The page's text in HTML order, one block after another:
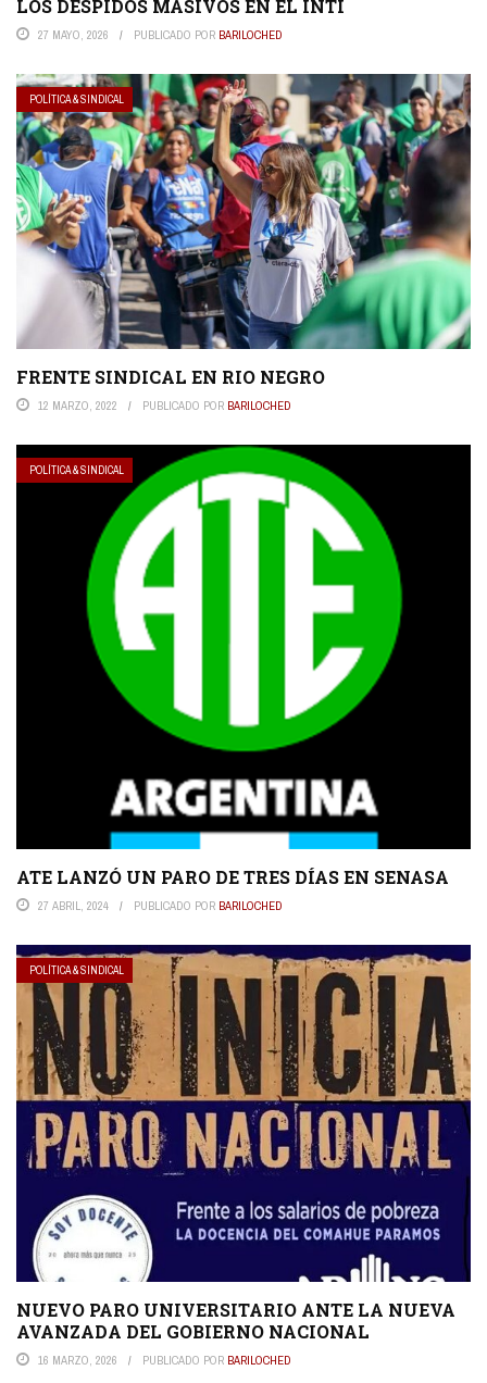
LOS DESPIDOS MASIVOS EN EL INTI
27 MAYO, 2026 PUBLICADO POR BARILOCHED
POLÍTICA & SINDICAL
FRENTE SINDICAL EN RIO NEGRO
12 MARZO, 2022 PUBLICADO POR BARILOCHED
POLÍTICA & SINDICAL
ATE LANZÓ UN PARO DE TRES DÍAS EN SENASA
27 ABRIL, 2024 PUBLICADO POR BARILOCHED
POLÍTICA & SINDICAL
NUEVO PARO UNIVERSITARIO ANTE LA NUEVA
AVANZADA DEL GOBIERNO NACIONAL
16 MARZO, 2026 PUBLICADO POR BARILOCHED